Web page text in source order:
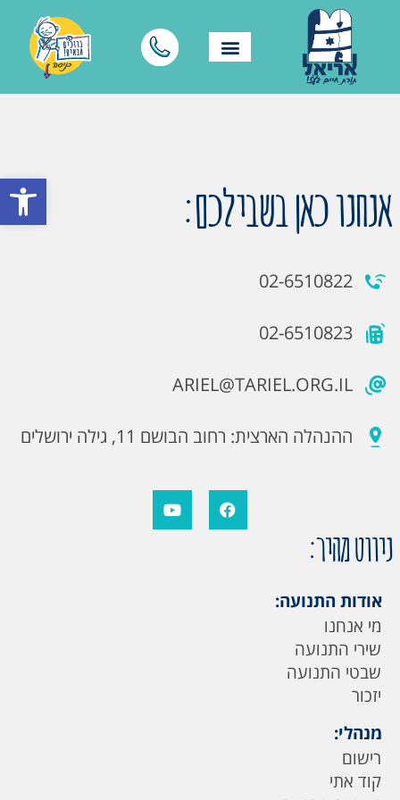
פתח אנחנו כאן בשבילכם:
02-6510822
02-6510823
ARIEL@TARIEL.ORG.IL
ההנהלה הארצית: רחוב הבושם 11, גילה ירושלים
ניווט מהיר:
אודות התנועה:
מי אנחנו
שירי התנועה
שבטי התנועה
יזכור
מנהלי:
רישום
קוד אתי